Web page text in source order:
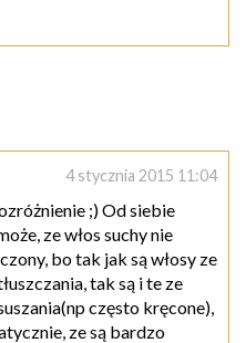
4 stycznia 2015 11:04
;) Od siebie
ze włos suchy nie
bo tak jak są włosy ze
tak są i te ze
często kręcone),
ze są bardzo